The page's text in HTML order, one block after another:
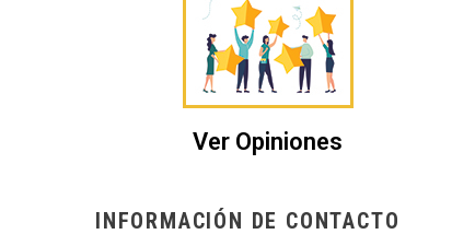
Ver Opiniones
INFORMACIÓN DE CONTACTO